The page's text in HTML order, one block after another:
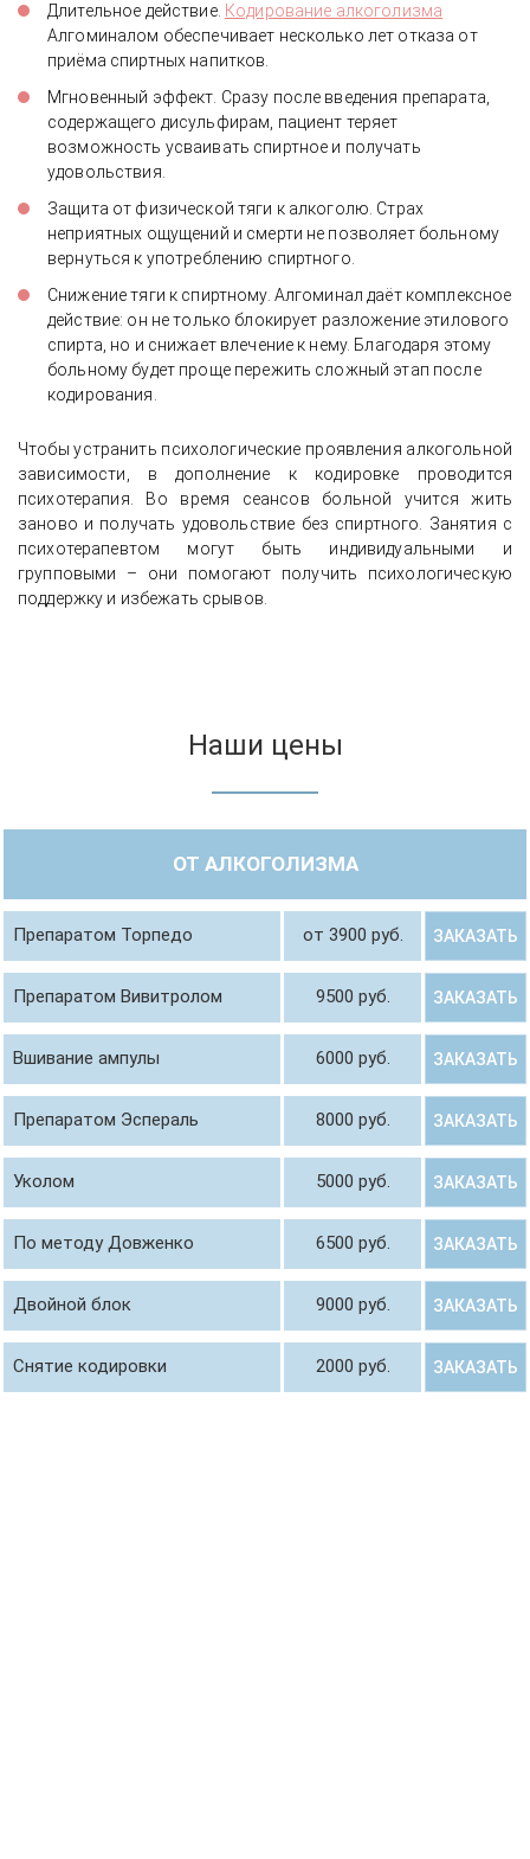
Длительное действие. Кодирование алкоголизма
Алгоминалом обеспечивает несколько лет отказа от
приёма спиртных напитков.
Мгновенный эффект. Сразу после введения препарата,
содержащего дисульфирам, пациент теряет
возможность усваивать спиртное и получать
удовольствия.
Защита от физической тяги к алкоголю. Страх
неприятных ощущений и смерти не позволяет больному
вернуться к употреблению спиртного.
Снижение тяги к спиртному. Алгоминал даёт комплексное
действие: он не только блокирует разложение этилового
спирта, но и снижает влечение к нему. Благодаря этому
больному будет проще пережить сложный этап после
кодирования.
Чтобы устранить психологические проявления алкогольной
зависимости, в дополнение к кодировке проводится
психотерапия. Во время сеансов больной учится жить
заново и получать удовольствие без спиртного. Занятия с
психотерапевтом могут быть индивидуальными и
групповыми – они помогают получить психологическую
поддержку и избежать срывов.
Наши цены
ОТ АЛКОГОЛИЗМА
Препаратом Торпедо от 3900 руб. ЗАКАЗАТЬ
Препаратом Вивитролом 9500 руб. ЗАКАЗАТЬ
Вшивание ампулы 6000 руб. ЗАКАЗАТЬ
Препаратом Эспераль 8000 руб. ЗАКАЗАТЬ
Уколом 5000 руб. ЗАКАЗАТЬ
По методу Довженко 6500 руб. ЗАКАЗАТЬ
Двойной блок 9000 руб. ЗАКАЗАТЬ
Снятие кодировки 2000 руб. ЗАКАЗАТЬ